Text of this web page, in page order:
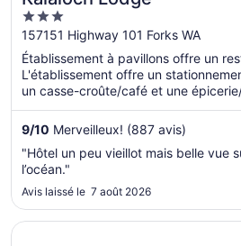
3
out
of
5
157151 Highway 101 Forks WA
Établissement à pavillons offre un
L'établissement offre un
un casse-croûte/café et une
9/10 Merveilleux! (887 avis)
"Hôtel un peu vieillot mais belle vue
l’océan."
Avis laissé le 7 août 2026
S’ouvre dans une nouvelle fenêtre
Woodland Inns